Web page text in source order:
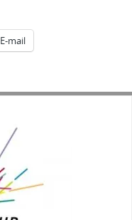
E-mail